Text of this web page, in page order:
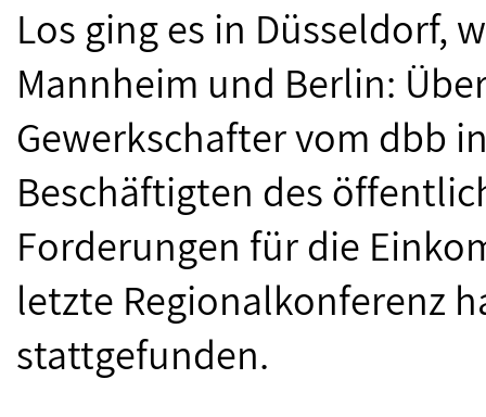
Los ging es in Düsseldorf,
Mannheim und Berlin:
Gewerkschafter vom dbb
Beschäftigten des
Forderungen für die
letzte Regionalkonferenz
stattgefunden.